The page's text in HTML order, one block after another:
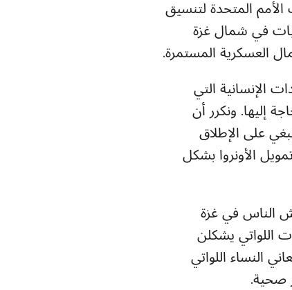
الأمم المتحدة لتنسيق
في شمال غزة
العسكرية المستمرة.
الإنسانية التي
إليها. ونكرر أن
على الإطلاق
الأونروا بشكل
الناس في غزة
والفتيات اللواتي يشكلن
النساء اللواتي
صحية.